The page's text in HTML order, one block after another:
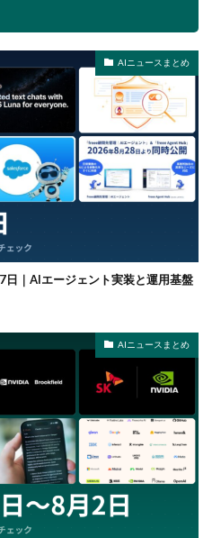
AIニュースまとめ
日｜AIエージェント実装と運用基盤
AIニュースまとめ